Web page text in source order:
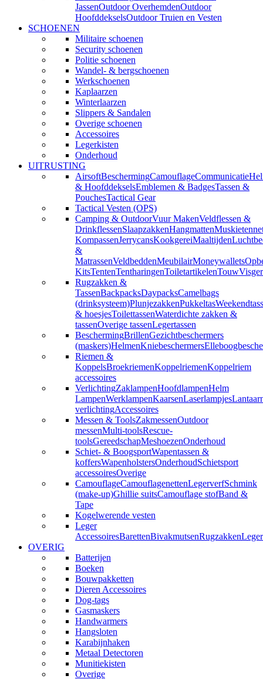
JassenOutdoor OverhemdenOutdoor
HoofddekselsOutdoor Truien en Vesten
SCHOENEN
Militaire schoenen
Security schoenen
Politie schoenen
Wandel- & bergschoenen
Werkschoenen
Kaplaarzen
Winterlaarzen
Slippers & Sandalen
Overige schoenen
Accessoires
Legerkisten
Onderhoud
UITRUSTING
AirsoftBeschermingCamouflageCommunicatie
& HoofddekselsEmblemen & BadgesTassen &
PouchesTactical Gear
Tactical Vesten (OPS)
Camping & OutdoorVuur MakenVeldflessen &
DrinkflessenSlaapzakkenHangmatten
KompassenJerrycansKookgereiMaaltijden
&
MatrassenVeldbeddenMeubilairMoneywallets
KitsTentenTentharingenToiletartikelenTouw
Rugzakken &
TassenBackpacksDaypacksCamelbags
(drinksysteem)PlunjezakkenPukkeltas
& hoesjesToilettassenWaterdichte zakken &
tassenOverige tassenLegertassen
BeschermingBrillenGezichtbeschermers
(maskers)HelmenKniebeschermers
Riemen &
KoppelsBroekriemenKoppelriemenKoppelriem
accessoires
VerlichtingZaklampenHoofdlampenHelm
LampenWerklampenKaarsenLaserlampjes
verlichtingAccessoires
Messen & ToolsZakmessenOutdoor
messenMulti-toolsRescue-
toolsGereedschapMeshoezenOnderhoud
Schiet- & BoogsportWapentassen &
koffersWapenholstersOnderhoudSchietsport
accessoiresOverige
CamouflageCamouflagenettenLegerverfSchmink
(make-up)Ghillie suitsCamouflage stofBand &
Tape
Kogelwerende vesten
Leger
AccessoiresBarettenBivakmutsenRugzakken
OVERIG
Batterijen
Boeken
Bouwpakketten
Dieren Accessoires
Dog-tags
Gasmaskers
Handwarmers
Hangsloten
Karabijnhaken
Metaal Detectoren
Munitiekisten
Overige